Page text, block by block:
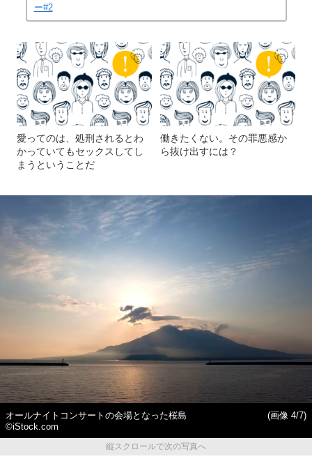
ー#2
愛ってのは、処刑されるとわ
かっていてもセックスしてし
まうということだ
働きたくない。その罪悪感か
ら抜け出すには？
オールナイトコンサートの会場となった桜島
©iStock.com
(画像 4/7)
縦スクロールで次の写真へ